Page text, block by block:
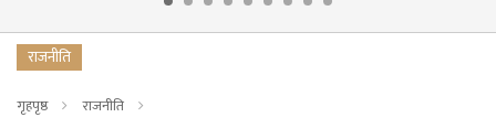
राजनीति
गृहपृष्ठ
राजनीति